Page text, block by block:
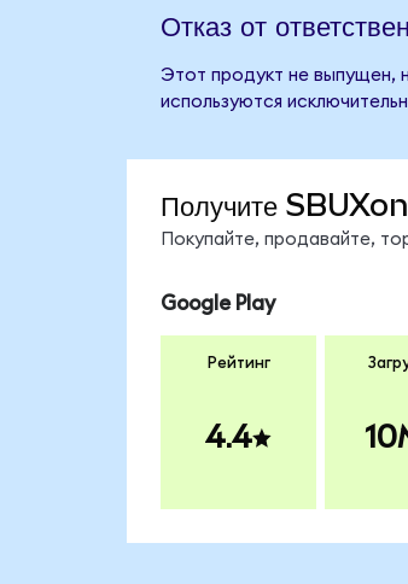
Отказ от
Этот продукт не выпущен,
используются
Получите
Покупайте, продавайте,
Google Play
Рейтинг
4.4